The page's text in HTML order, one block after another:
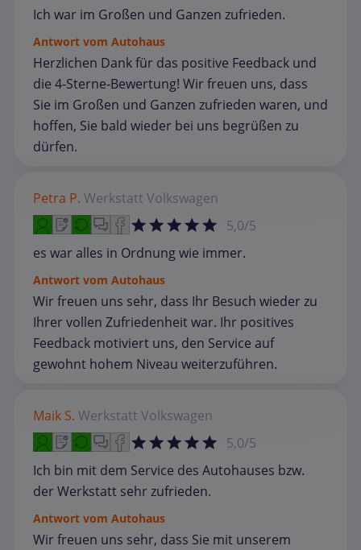
Ich war im Großen und Ganzen zufrieden.
Antwort vom Autohaus
Herzlichen Dank für das positive Feedback und
die 4‑Sterne‑Bewertung! Wir freuen uns, dass
Sie im Großen und Ganzen zufrieden waren, und
hoffen, Sie bald wieder bei uns begrüßen zu
dürfen.
Petra P. Werkstatt Volkswagen
5,0/5
es war alles in Ordnung wie immer.
Antwort vom Autohaus
Wir freuen uns sehr, dass Ihr Besuch wieder zu
Ihrer vollen Zufriedenheit war. Ihr positives
Feedback motiviert uns, den Service auf
gewohnt hohem Niveau weiterzuführen.
Maik S. Werkstatt Volkswagen
5,0/5
Ich bin mit dem Service des Autohauses bzw.
der Werkstatt sehr zufrieden.
Antwort vom Autohaus
Wir freuen uns sehr, dass Sie mit unserem